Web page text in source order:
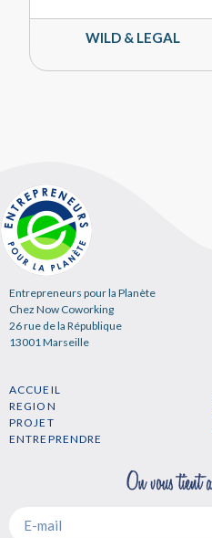
WILD & LEGAL
Entrepreneurs pour la Planète
Chez Now Coworking
26 rue de la République
13001 Marseille
ACCUEIL
REGION
PROJET
ENTREPRENDRE